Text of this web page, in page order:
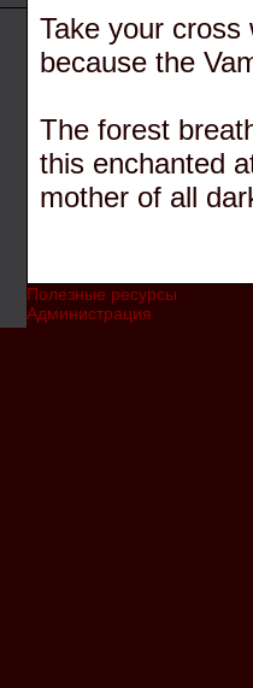
Take your
because the
The forest
this enchanted
mother of all
Полезные ресурсы
Администрация